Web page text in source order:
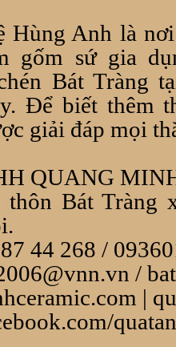
Hùng Anh là
gốm sứ gia
Bát Tràng
Để biết thêm
giải đáp mọi
QUANG
Bát Tràng
44 268 /
/
|